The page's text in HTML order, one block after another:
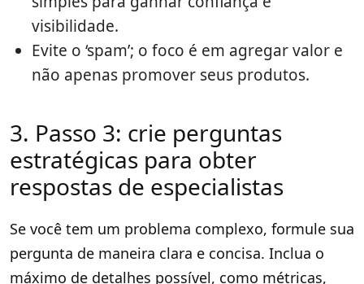
visibilidade.
Evite o ‘spam’; o foco é em agregar valor e
não apenas promover seus produtos.
3. Passo 3: crie perguntas
estratégicas para obter
respostas de especialistas
Se você tem um problema complexo, formule sua
pergunta de maneira clara e concisa. Inclua o
máximo de detalhes possível, como métricas,